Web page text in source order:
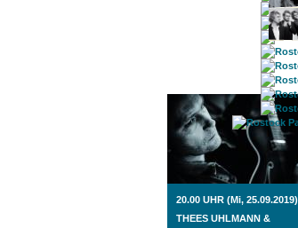
ROSTOCK TAGESTIPP
20.00 UHR (Mi, 25.09.2019)
THEES UHLMANN &